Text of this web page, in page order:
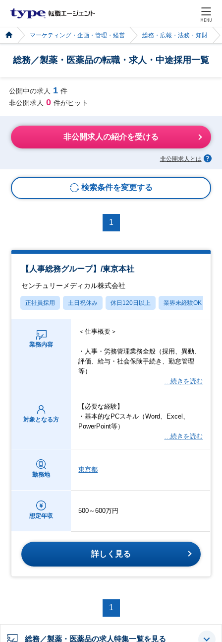
MENU
マーケティング・企画・管理・経営 総務・広報・法務・知財
総務／製薬・医薬品の転職・求人・中途採用一覧
公開中の求人 1 件
非公開求人 0 件がヒット
非公開求人の紹介を受ける
非公開求人とは
検索条件を変更する
1
【人事総務グループ】/東京本社
センチュリーメディカル株式会社
正社員採用 土日祝休み 休日120日以上 業界未経験OK
業務内容
＜仕事概要＞
・人事・労務管理業務全般（採用、異動、
評価、給与・社会保険手続き、勤怠管理
等）
…続きを読む
対象となる方
【必要な経験】
・基本的なPCスキル（Word、Excel、
PowerPoint等）
…続きを読む
勤務地
東京都
想定年収
500～600万円
詳しく見る
1
総務／製薬・医薬品の求人特集一覧を見る